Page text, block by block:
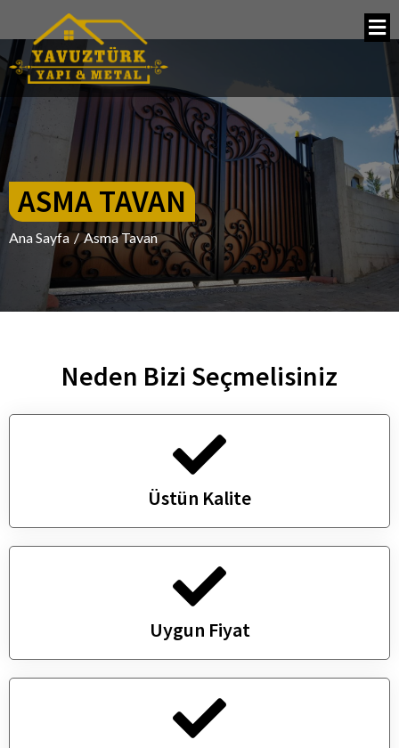
ASMA TAVAN
Ana Sayfa / Asma Tavan
Neden Bizi Seçmelisiniz
Üstün Kalite
Uygun Fiyat